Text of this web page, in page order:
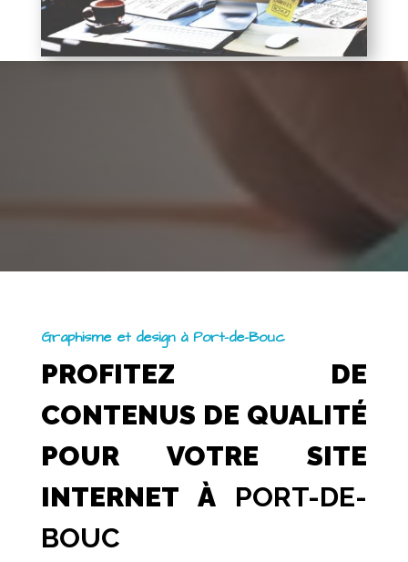
Graphisme et design à Port-de-Bouc
PROFITEZ DE
CONTENUS DE QUALITÉ
POUR VOTRE SITE
INTERNET À PORT-DE-
BOUC